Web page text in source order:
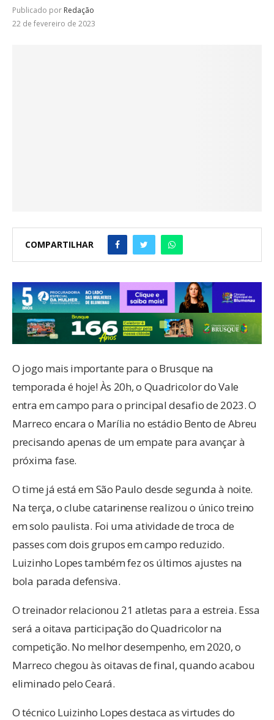
Publicado por Redação
22 de fevereiro de 2023
COMPARTILHAR
O jogo mais importante para o Brusque na
temporada é hoje! Às 20h, o Quadricolor do Vale
entra em campo para o principal desafio de 2023. O
Marreco encara o Marília no estádio Bento de Abreu
precisando apenas de um empate para avançar à
próxima fase.
O time já está em São Paulo desde segunda à noite.
Na terça, o clube catarinense realizou o único treino
em solo paulista. Foi uma atividade de troca de
passes com dois grupos em campo reduzido.
Luizinho Lopes também fez os últimos ajustes na
bola parada defensiva.
O treinador relacionou 21 atletas para a estreia. Essa
será a oitava participação do Quadricolor na
competição. No melhor desempenho, em 2020, o
Marreco chegou às oitavas de final, quando acabou
eliminado pelo Ceará.
O técnico Luizinho Lopes destaca as virtudes do